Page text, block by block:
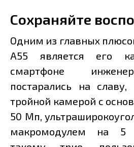
Сохраняйте
Одним из главных
A55 является его
смартфоне
постарались на
тройной камерой с
50 Мп,
макромодулем на 5